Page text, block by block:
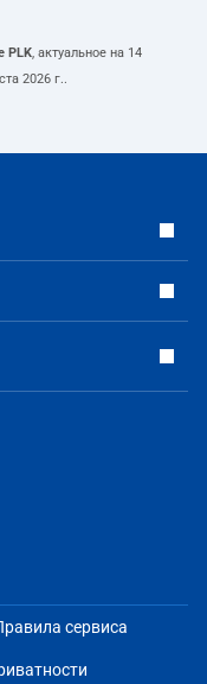
PLK, актуальное на 14
2026 г..
сервиса